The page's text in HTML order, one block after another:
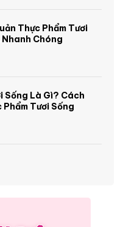
Thực Phẩm Tươi
Nhanh Chóng
Sống Là Gì? Cách
Tươi Sống